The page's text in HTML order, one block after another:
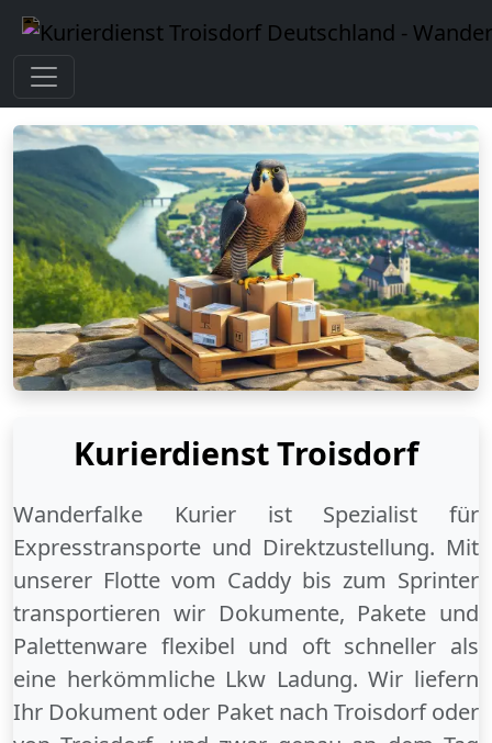
Kurierdienst Troisdorf
Wanderfalke Kurier ist Spezialist für
Expresstransporte und Direktzustellung. Mit
unserer Flotte vom Caddy bis zum Sprinter
transportieren wir Dokumente, Pakete und
Palettenware flexibel und oft schneller als
eine herkömmliche Lkw Ladung. Wir liefern
Ihr Dokument oder Paket nach Troisdorfoder